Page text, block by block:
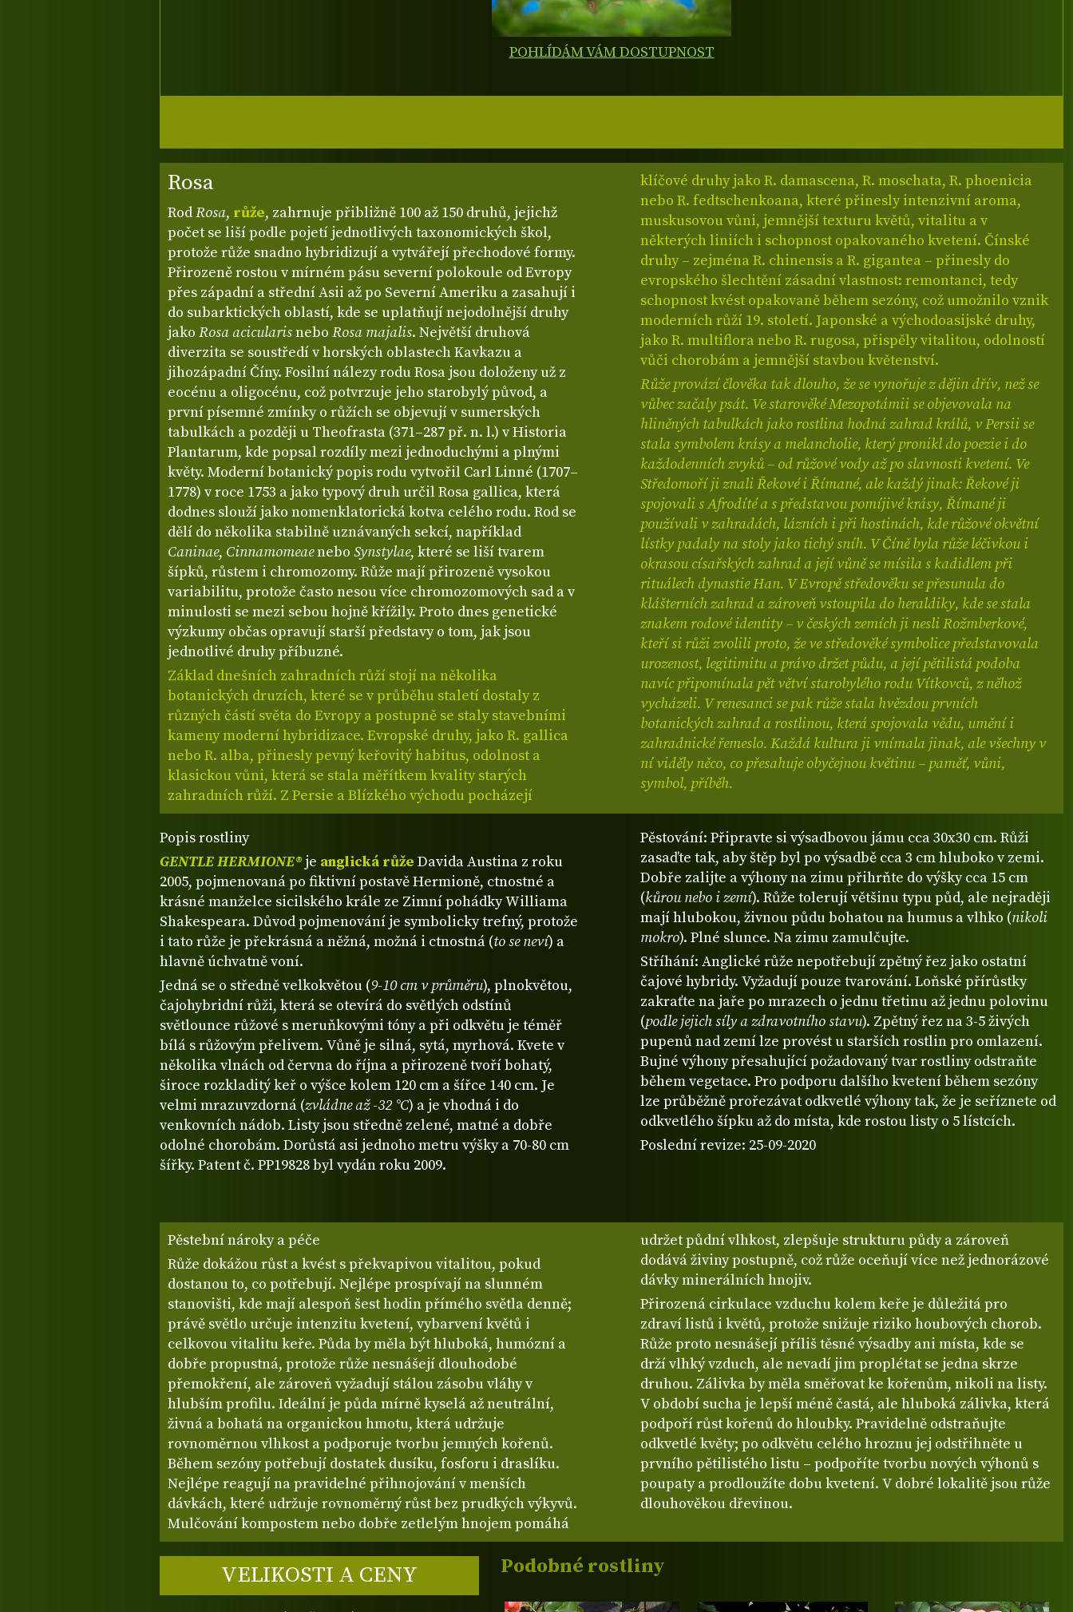
Rosa
RodRosa, růže, zahrnuje přibližně 100 až 150 druhů, jejichž
počet se liší podle pojetí jednotlivých taxonomických škol,
protože růže snadno hybridizují a vytvářejí přechodové formy.
Přirozeně rostou v mírném pásu severní polokoule od Evropy
přes západní a střední Asii až po Severní Ameriku a zasahují i
do subarktických oblastí, kde se uplatňují nejodolnější druhy
jako Rosa acicularisnebo Rosa majalis. Největší druhová
diverzita se soustředí v horských oblastech Kavkazu a
jihozápadní Číny. Fosilní nálezy rodu Rosa jsou doloženy už z
eocénu a oligocénu, což potvrzuje jeho starobylý původ, a
první písemné zmínky o růžích se objevují v sumerských
tabulkách a později u Theofrasta (371–287 př. n. l.) v Historia
Plantarum, kde popsal rozdíly mezi jednoduchými a plnými
květy. Moderní botanický popis rodu vytvořil Carl Linné (1707–
1778) v roce 1753 a jako typový druh určil Rosa gallica, která
dodnes slouží jako nomenklatorická kotva celého rodu. Rod se
dělí do několika stabilně uznávaných sekcí, například
Caninae, Cinnamomeaenebo Synstylae, které se liší tvarem
šípků, růstem i chromozomy. Růže mají přirozeně vysokou
variabilitu, protože často nesou více chromozomových sad a v
minulosti se mezi sebou hojně křížily. Proto dnes genetické
výzkumy občas opravují starší představy o tom, jak jsou
jednotlivé druhy příbuzné.
Základ dnešních zahradních růží stojí na několika
botanických druzích, které se v průběhu staletí dostaly z
různých částí světa do Evropy a postupně se staly stavebními
kameny moderní hybridizace. Evropské druhy, jako R. gallica
nebo R. alba, přinesly pevný keřovitý habitus, odolnost a
klasickou vůni, která se stala měřítkem kvality starých
zahradních růží. Z Persie a Blízkého východu pocházejí
klíčové druhy jako R. damascena, R. moschata, R. phoenicia
nebo R. fedtschenkoana, které přinesly intenzivní aroma,
muskusovou vůni, jemnější texturu květů, vitalitu a v
některých liniích i schopnost opakovaného kvetení. Čínské
druhy – zejména R. chinensis a R. gigantea – přinesly do
evropského šlechtění zásadní vlastnost: remontanci, tedy
schopnost kvést opakovaně během sezóny, což umožnilo vznik
moderních růží 19. století. Japonské a východoasijské druhy,
jako R. multiflora nebo R. rugosa, přispěly vitalitou, odolností
vůči chorobám a jemnější stavbou květenství.
Růže provází člověka tak dlouho, že se vynořuje z dějin dřív, než se
vůbec začaly psát. Ve starověké Mezopotámii se objevovala na
hliněných tabulkách jako rostlina hodná zahrad králů, v Persii se
stala symbolem krásy a melancholie, který pronikl do poezie i do
každodenních zvyků – od růžové vody až po slavnosti kvetení. Ve
Středomoří ji znali Řekové i Římané, ale každý jinak: Řekové ji
spojovali s Afrodíté a s představou pomíjivé krásy, Římané ji
používali v zahradách, lázních i při hostinách, kde růžové okvětní
lístky padaly na stoly jako tichý sníh. V Číně byla růže léčivkou i
okrasou císařských zahrad a její vůně se mísila s kadidlem při
rituálech dynastie Han. V Evropě středověku se přesunula do
klášterních zahrad a zároveň vstoupila do heraldiky, kde se stala
znakem rodové identity – v českých zemích ji nesli Rožmberkové,
kteří si růži zvolili proto, že ve středověké symbolice představovala
urozenost, legitimitu a právo držet půdu, a její pětilistá podoba
navíc připomínala pět větví starobylého rodu Vítkovců, z něhož
vycházeli. V renesanci se pak růže stala hvězdou prvních
botanických zahrad a rostlinou, která spojovala vědu, umění i
zahradnické řemeslo. Každá kultura ji vnímala jinak, ale všechny v
ní viděly něco, co přesahuje obyčejnou květinu – paměť, vůni,
symbol, příběh.
Popis rostliny
GENTLE HERMIONE®je anglická růže Davida Austina z roku
2005, pojmenovaná po fiktivní postavě Hermioně, ctnostné a
krásné manželce sicilského krále ze Zimní pohádky Williama
Shakespeara. Důvod pojmenování je symbolicky trefný, protože
i tato růže je překrásná a něžná, možná i ctnostná (to se neví) a
hlavně úchvatně voní.
Jedná se o středně velkokvětou (9-10 cm v průměru), plnokvětou,
čajohybridní růži, která se otevírá do světlých odstínů
světlounce růžové s meruňkovými tóny a při odkvětu je téměř
bílá s růžovým přelivem. Vůně je silná, sytá, myrhová. Kvete v
několika vlnách od června do října a přirozeně tvoří bohatý,
široce rozkladitý keř o výšce kolem 120 cm a šířce 140 cm. Je
velmi mrazuvzdorná (zvládne až -32 °C) a je vhodná i do
venkovních nádob. Listy jsou středně zelené, matné a dobře
odolné chorobám. Dorůstá asi jednoho metru výšky a 70-80 cm
šířky. Patent č. PP19828 byl vydán roku 2009.
Pěstování: Připravte si výsadbovou jámu cca 30x30 cm. Růži
zasaďte tak, aby štěp byl po výsadbě cca 3 cm hluboko v zemi.
Dobře zalijte a výhony na zimu přihrňte do výšky cca 15 cm
(kůrou nebo i zemí). Růže tolerují většinu typu půd, ale nejraději
mají hlubokou, živnou půdu bohatou na humus a vlhko (nikoli
mokro). Plné slunce. Na zimu zamulčujte.
Stříhání: Anglické růže nepotřebují zpětný řez jako ostatní
čajové hybridy. Vyžadují pouze tvarování. Loňské přírůstky
zakraťte na jaře po mrazech o jednu třetinu až jednu polovinu
(podle jejich síly a zdravotního stavu). Zpětný řez na 3-5 živých
pupenů nad zemí lze provést u starších rostlin pro omlazení.
Bujné výhony přesahující požadovaný tvar rostliny odstraňte
během vegetace. Pro podporu dalšího kvetení během sezóny
lze průběžně prořezávat odkvetlé výhony tak, že je seříznete od
odkvetlého šípku až do místa, kde rostou listy o 5 lístcích.
Poslední revize: 25-09-2020
Pěstební nároky a péče
Růže dokážou růst a kvést s překvapivou vitalitou, pokud
dostanou to, co potřebují. Nejlépe prospívají na slunném
stanovišti, kde mají alespoň šest hodin přímého světla denně;
právě světlo určuje intenzitu kvetení, vybarvení květů i
celkovou vitalitu keře. Půda by měla být hluboká, humózní a
dobře propustná, protože růže nesnášejí dlouhodobé
přemokření, ale zároveň vyžadují stálou zásobu vláhy v
hlubším profilu. Ideální je půda mírně kyselá až neutrální,
živná a bohatá na organickou hmotu, která udržuje
rovnoměrnou vlhkost a podporuje tvorbu jemných kořenů.
Během sezóny potřebují dostatek dusíku, fosforu i draslíku.
Nejlépe reagují na pravidelné přihnojování v menších
dávkách, které udržuje rovnoměrný růst bez prudkých výkyvů.
Mulčování kompostem nebo dobře zetlelým hnojem pomáhá
udržet půdní vlhkost, zlepšuje strukturu půdy a zároveň
dodává živiny postupně, což růže oceňují více než jednorázové
dávky minerálních hnojiv.
Přirozená cirkulace vzduchu kolem keře je důležitá pro
zdraví listů i květů, protože snižuje riziko houbových chorob.
Růže proto nesnášejí příliš těsné výsadby ani místa, kde se
drží vlhký vzduch, ale nevadí jim proplétat se jedna skrze
druhou. Zálivka by měla směřovat ke kořenům, nikoli na listy.
V období sucha je lepší méně častá, ale hluboká zálivka, která
podpoří růst kořenů do hloubky. Pravidelně odstraňujte
odkvetlé květy; po odkvětu celého hroznu jej odstřihněte u
prvního pětilistého listu – podpoříte tvorbu nových výhonů s
poupaty a prodloužíte dobu kvetení. V dobré lokalitě jsou růže
dlouhověkou dřevinou.
VELIKOSTI A CENY
POHLÍDÁM VÁM DOSTUPNOST
Podobné rostliny